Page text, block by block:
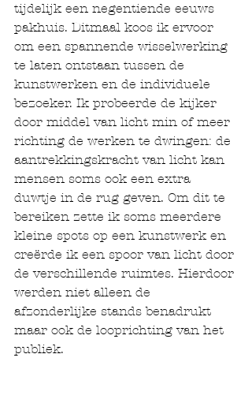
tijdelijk een negentiende eeuws
pakhuis. Ditmaal koos ik ervoor
om een spannende wisselwerking
te laten ontstaan tussen de
kunstwerken en de individuele
bezoeker. Ik probeerde de kijker
door middel van licht min of meer
richting de werken te dwingen: de
aantrekkingskracht van licht kan
mensen soms ook een extra
duwtje in de rug geven. Om dit te
bereiken zette ik soms meerdere
kleine spots op een kunstwerk en
creërde ik een spoor van licht door
de verschillende ruimtes. Hierdoor
werden niet alleen de
afzonderlijke stands benadrukt
maar ook de looprichting van het
publiek.